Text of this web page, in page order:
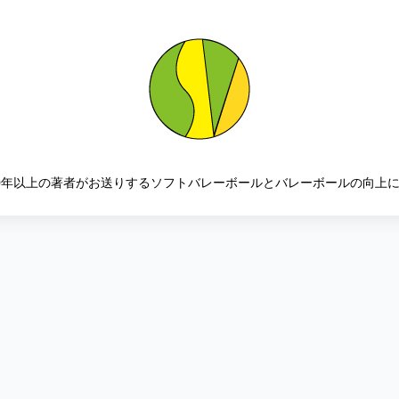
以上の著者がお送りするソフトバレーボールとバレーボールの向上